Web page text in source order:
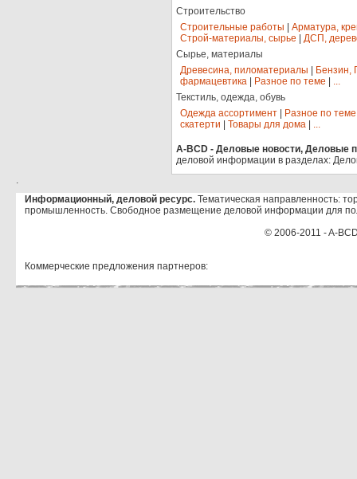
Строительство
Строительные работы
Арматура,
Строй-материалы, сырье
ДСП,
Сырье, материалы
Древесина, пиломатериалы
Бензин,
фармацевтика
Разное по теме
...
Текстиль, одежда, обувь
Одежда ассортимент
Разное по теме
скатерти
Товары для дома ...
A-BCD - Деловые новости, Деловые
деловой информации в разделах:
.
Информационный, деловой ресурс. Тематическая направленность:
промышленность. Свободное размещение деловой информации для
© 2006-2011 - A-
Коммерческие предложения партнеров: